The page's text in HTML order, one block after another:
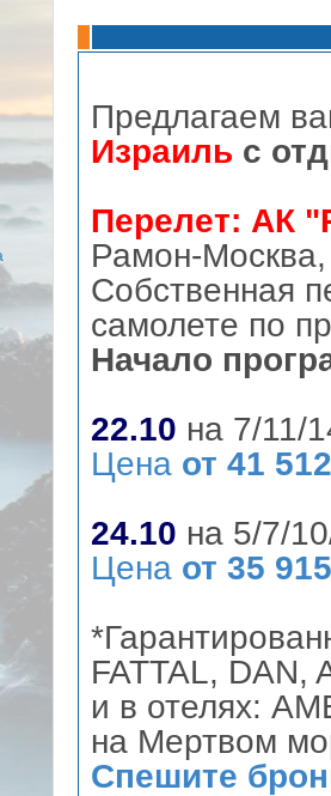
Предлагаем
Израиль с
Перелет: АК
Рамон-
Собственная
самолете по
Начало
22.10 на 7/11/
Цена от 41
24.10 на 5/7/
Цена от 35
FATTAL, DAN,
и в отелях:
на Мертвом
Спешите